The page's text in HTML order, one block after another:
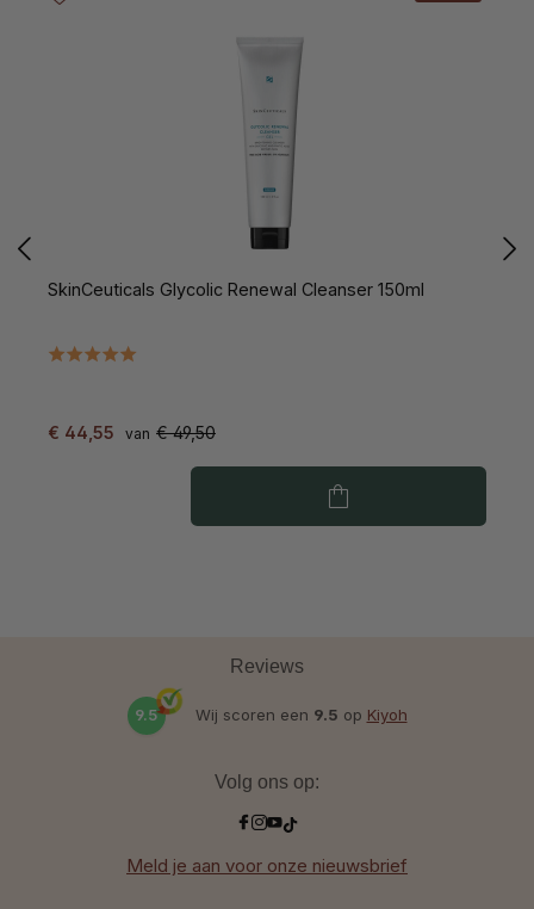
SkinCeuticals Glycolic Renewal Cleanser 150ml
€ 44,55 van € 49,50
Reviews
9.5 Wij scoren een 9.5 op Kiyoh
Volg ons op:
Meld je aan voor onze nieuwsbrief